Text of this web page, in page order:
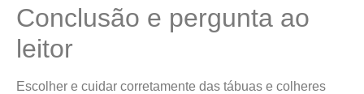
Conclusão e pergunta ao
leitor
Escolher e cuidar corretamente das tábuas e colheres